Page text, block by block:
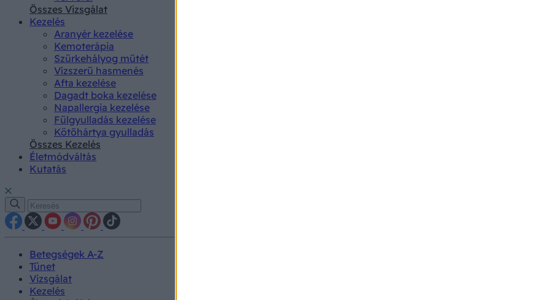
Összes Vizsgálat
Kezelés
Aranyér kezelése
Kemoterápia
Szürkehályog műtét
Vízszerű hasmenés
Afta kezelése
Dagadt boka kezelése
Napallergia kezelése
Fülgyulladás kezelése
Kötőhártya gyulladás
Összes Kezelés
Életmódváltás
Kutatás
Betegségek A-Z
Tünet
Vizsgálat
Kezelés